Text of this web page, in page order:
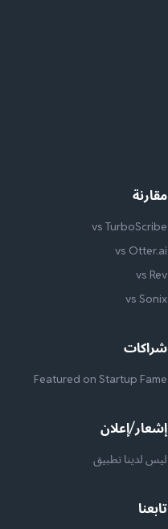
مقارنة
vs TurboScribe
vs Otter.ai
vs Rev
vs Sonix
شراكات
Featured on Startup Fame
إشعار/إعلان
ليس لدينا تطبيق
تابعنا